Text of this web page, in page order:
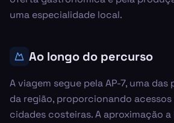
uma especialidade local.
Ao longo do percurso
A viagem segue pela AP-7, uma
da região, proporcionando
cidades costeiras. A aproximação